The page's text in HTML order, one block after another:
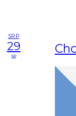
SRP
29
so